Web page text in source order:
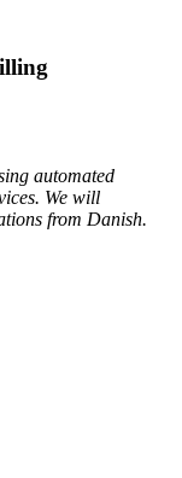
automated
We will
from Danish.